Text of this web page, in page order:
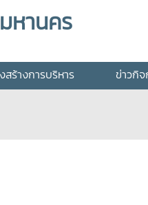
หานคร
สร้างการบริหาร ข่าวกิ